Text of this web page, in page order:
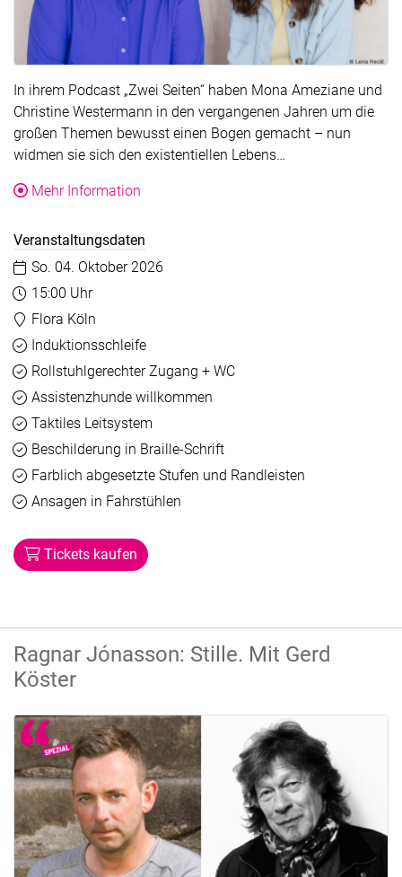
In ihrem Podcast „Zwei Seiten“ haben Mona Ameziane und
Christine Westermann in den vergangenen Jahren um die
großen Themen bewusst einen Bogen gemacht – nun
widmen sie sich den existentiellen Lebens…
Mehr Information
Veranstaltungsdaten
Datum:
So. 04. Oktober 2026
Uhrzeit:
15:00 Uhr
Veranstaltungsort:
Flora Köln
Barrierefreiheit
InduktionsschleifeVerfügbar
Rollstuhlgerechter Zugang + WCVerfügbar
Assistenzhunde willkommen
Taktiles Leitsystem
Beschilderung in Braille-SchriftVerfügbar
Farblich abgesetzte Stufen und Randleisten
Ansagen in Fahrstühlen
Tickets kaufen
Ragnar Jónasson: Stille. Mit Gerd
Köster